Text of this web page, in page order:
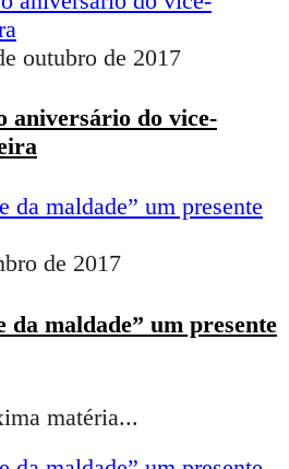
outubro de 2017
aniversário do vice-
de 2017
da maldade” um presente
matéria...